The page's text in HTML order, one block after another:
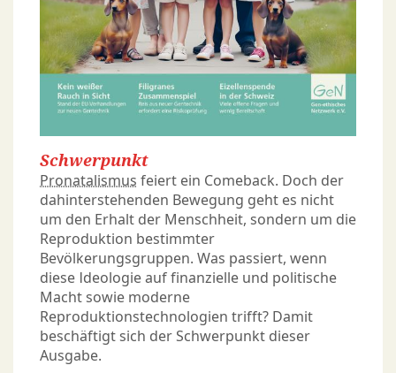
Schwerpunkt
Pronatalismus feiert ein Comeback. Doch der
dahinterstehenden Bewegung geht es nicht
um den Erhalt der Menschheit, sondern um die
Reproduktion bestimmter
Bevölkerungsgruppen. Was passiert, wenn
diese Ideologie auf finanzielle und politische
Macht sowie moderne
Reproduktionstechnologien trifft? Damit
beschäftigt sich der Schwerpunkt dieser
Ausgabe.